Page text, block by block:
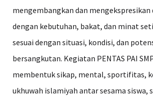
mengembangkan dan mengekspresikan
dengan kebutuhan, bakat, dan minat
sesuai dengan situasi, kondisi, dan
bersangkutan. Kegiatan PENTAS PAI
membentuk sikap, mental, sportifitas,
ukhuwah islamiyah antar sesama siswa,